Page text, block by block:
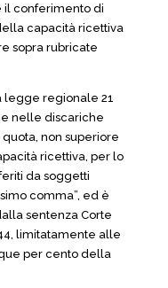
il conferimento di
capacità ricettiva
sopra rubricate
legge regionale 21
nelle discariche
non superiore
ricettiva, per lo
da soggetti
comma”, ed è
sentenza Corte
limitatamente alle
per cento della